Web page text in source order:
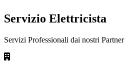
Servizio Elettricista
Servizi Professionali dai nostri Partner